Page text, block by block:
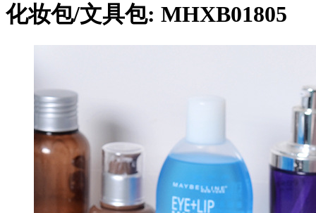
化妆包/文具包: MHXB01805